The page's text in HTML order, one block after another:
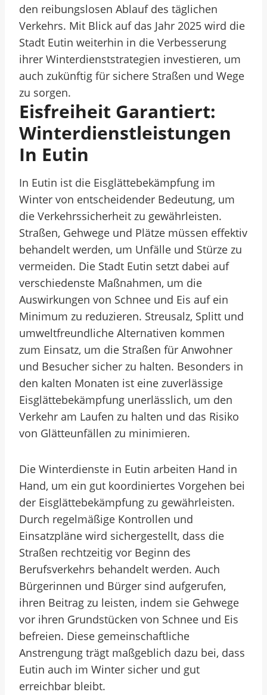
den reibungslosen Ablauf des täglichen
Verkehrs. Mit Blick auf das Jahr 2025 wird die
Stadt Eutin weiterhin in die Verbesserung
ihrer Winterdienststrategien investieren, um
auch zukünftig für sichere Straßen und Wege
zu sorgen.
Eisfreiheit Garantiert:
Winterdienstleistungen
In Eutin
In Eutin ist die Eisglättebekämpfung im
Winter von entscheidender Bedeutung, um
die Verkehrssicherheit zu gewährleisten.
Straßen, Gehwege und Plätze müssen effektiv
behandelt werden, um Unfälle und Stürze zu
vermeiden. Die Stadt Eutin setzt dabei auf
verschiedenste Maßnahmen, um die
Auswirkungen von Schnee und Eis auf ein
Minimum zu reduzieren. Streusalz, Splitt und
umweltfreundliche Alternativen kommen
zum Einsatz, um die Straßen für Anwohner
und Besucher sicher zu halten. Besonders in
den kalten Monaten ist eine zuverlässige
Eisglättebekämpfung unerlässlich, um den
Verkehr am Laufen zu halten und das Risiko
von Glätteunfällen zu minimieren.
Die Winterdienste in Eutin arbeiten Hand in
Hand, um ein gut koordiniertes Vorgehen bei
der Eisglättebekämpfung zu gewährleisten.
Durch regelmäßige Kontrollen und
Einsatzpläne wird sichergestellt, dass die
Straßen rechtzeitig vor Beginn des
Berufsverkehrs behandelt werden. Auch
Bürgerinnen und Bürger sind aufgerufen,
ihren Beitrag zu leisten, indem sie Gehwege
vor ihren Grundstücken von Schnee und Eis
befreien. Diese gemeinschaftliche
Anstrengung trägt maßgeblich dazu bei, dass
Eutin auch im Winter sicher und gut
erreichbar bleibt.